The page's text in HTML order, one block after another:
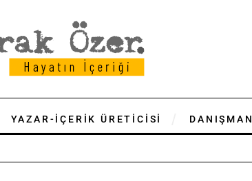
YAZAR-İÇERİK ÜRETİCİSİ DANIŞMAN